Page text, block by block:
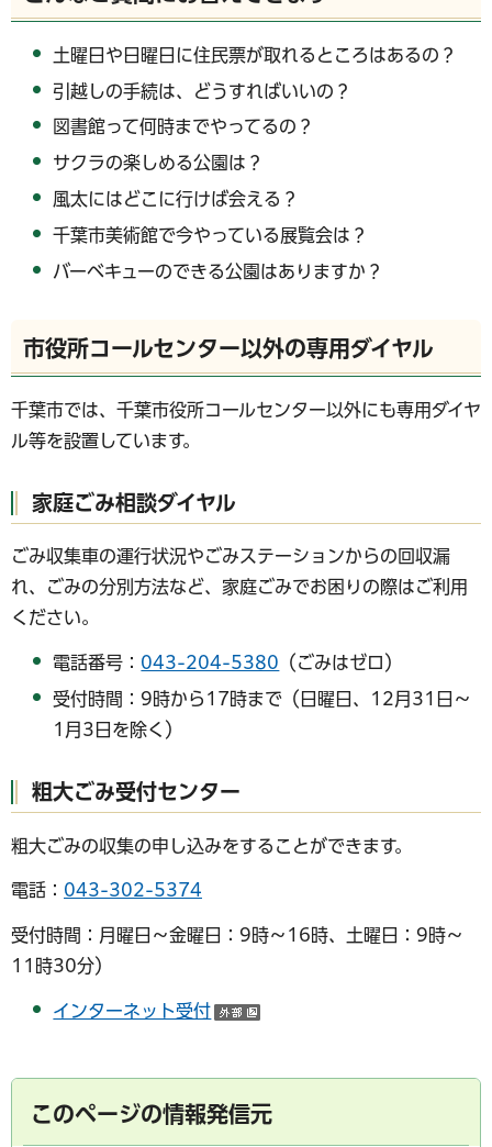
土曜日や日曜日に住民票が取れるところはあるの？
引越しの手続は、どうすればいいの？
図書館って何時までやってるの？
サクラの楽しめる公園は？
風太にはどこに行けば会える？
千葉市美術館で今やっている展覧会は？
バーベキューのできる公園はありますか？
市役所コールセンター以外の専用ダイヤル
千葉市では、千葉市役所コールセンター以外にも専用ダイヤ
ル等を設置しています。
家庭ごみ相談ダイヤル
ごみ収集車の運行状況やごみステーションからの回収漏
れ、ごみの分別方法など、家庭ごみでお困りの際はご利用
ください。
電話番号： 043-204-5380 （ごみはゼロ）
受付時間：9時から17時まで（日曜日、12月31日～
1月3日を除く）
粗大ごみ受付センター
粗大ごみの収集の申し込みをすることができます。
電話： 043-302-5374
受付時間：月曜日～金曜日：9時～16時、土曜日：9時～
11時30分）
インターネット受付
このページの情報発信元